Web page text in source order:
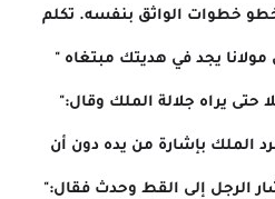
خطوات الواثق بنفسه. تكلم
مولانا يجد في هديتك مبتغاه "
حتى يراه جلالة الملك وقال:"
الملك بإشارة من يده دون أن
الرجل إلى القط وحدث فقال:"